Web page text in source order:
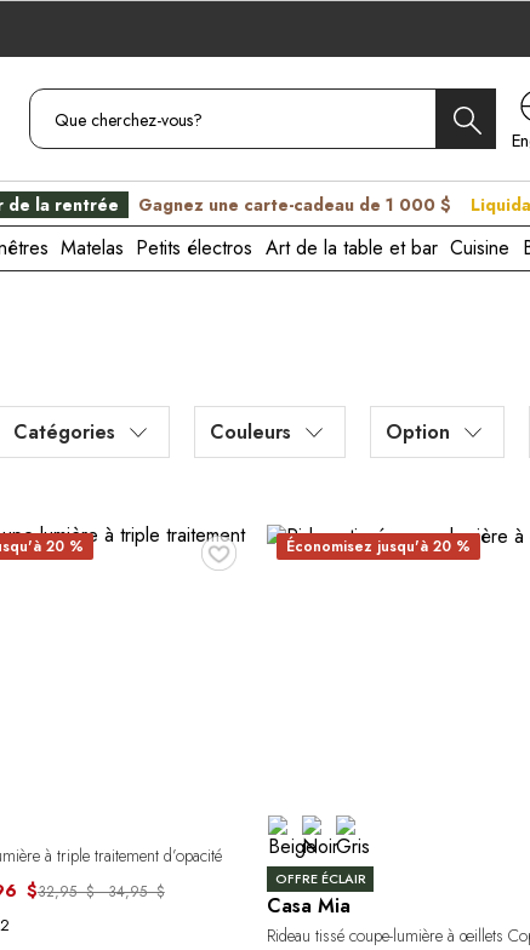
de la rentrée Gagnez une carte-cadeau de 1 000 $
Matelas Petits électros Art de la table et bar Cuisine
Catégories Couleurs Option
♥
20 %
à triple traitement d’opacité
$32,95 $ - 34,95 $
Économisez jusqu'à 20 %
OFFRE ÉCLAIR
Casa Mia
Rideau tissé coupe-lumière à œillets